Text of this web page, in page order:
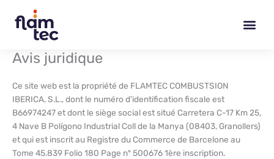
content
Avis juridique
Ce site web est la propriété de FLAMTEC COMBUSTSION
IBERICA, S.L., dont le numéro d'identification fiscale est
B66974247 et dont le siège social est situé Carretera C-17 Km 25,
4 Nave B Polígono Industrial Coll de la Manya (08403, Granollers)
et qui est inscrit au Registre du Commerce de Barcelone au
Tome 45.839 Folio 180 Page nº 500676 1ère inscription.